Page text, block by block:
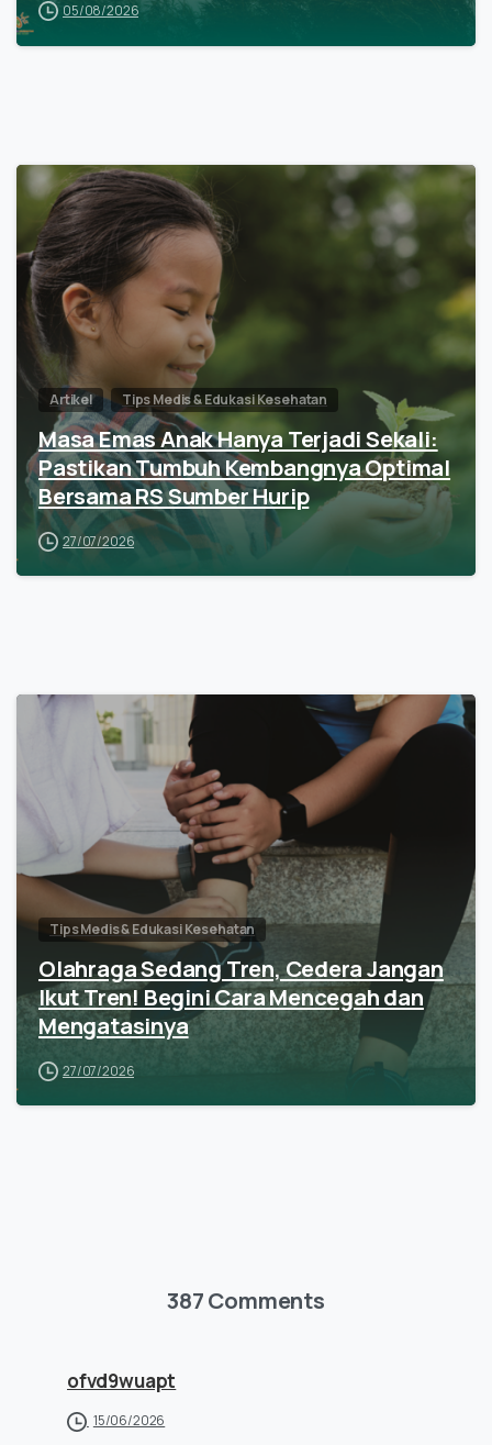
05/08/2026
Artikel Tips Medis & Edukasi Kesehatan
Masa Emas Anak Hanya Terjadi Sekali:
Pastikan Tumbuh Kembangnya Optimal
Bersama RS Sumber Hurip
27/07/2026
Tips Medis & Edukasi Kesehatan
Olahraga Sedang Tren, Cedera Jangan
Ikut Tren! Begini Cara Mencegah dan
Mengatasinya
27/07/2026
387 Comments
ofvd9wuapt
15/06/2026